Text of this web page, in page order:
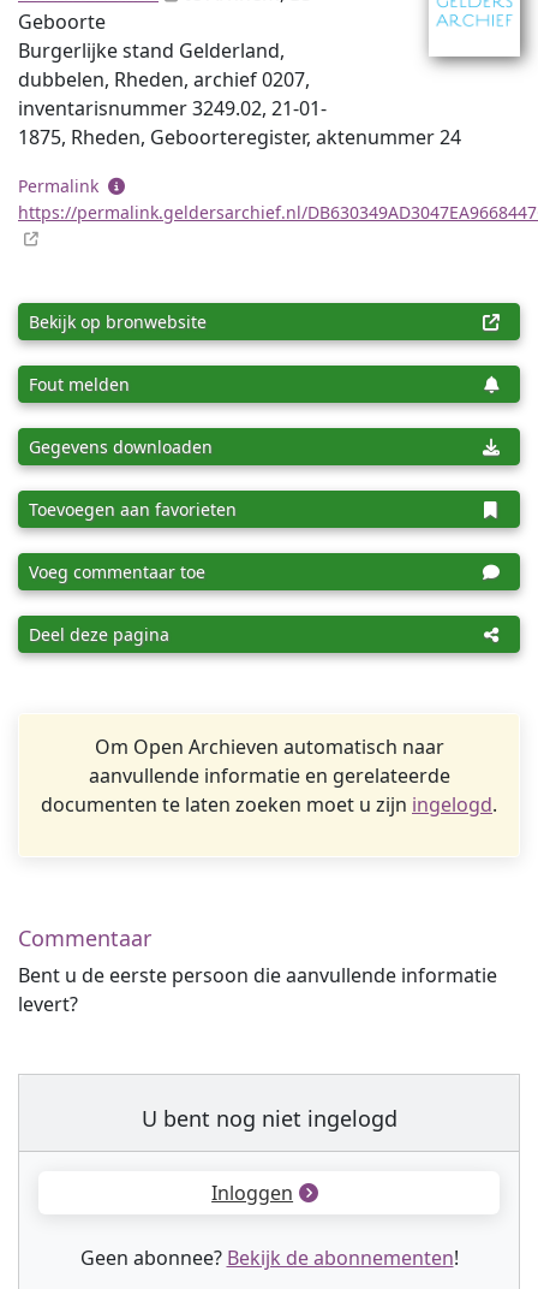
Geboorte
Burgerlijke stand Gelderland,
dubbelen, Rheden, archief 0207,
inventaris­num­mer 3249.02, 21-01-
1875, Rheden, Geboorteregister, aktenummer 24
Permalink
https://permalink.geldersarchief.nl/
Bekijk op bronwebsite
Fout melden
Gegevens downloaden
Toevoegen aan favorieten
Voeg commentaar toe
Deel deze pagina
Om Open Archieven automatisch naar
aanvullende informatie en gerelateerde
documenten te laten zoeken moet u zijn ingelogd.
Commentaar
Bent u de eerste persoon die aanvullende informatie
levert?
U bent nog niet ingelogd
Inloggen
Geen abonnee? Bekijk de abonnementen!